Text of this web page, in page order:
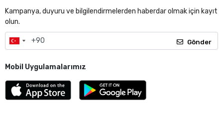
Kampanya, duyuru ve bilgilendirmelerden haberdar olmak için kayıt
olun.
Gönder
Mobil Uygulamalarımız